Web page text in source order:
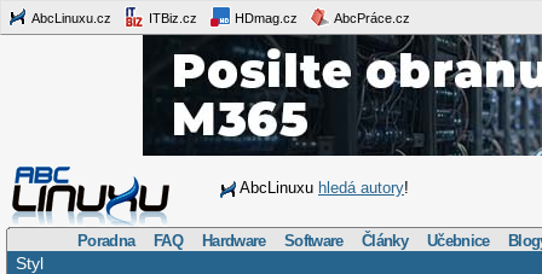
AbcLinuxu.cz ITBiz.cz HDmag.cz AbcPráce.cz
AbcLinuxu hledá autory!
Poradna FAQ Hardware Software Články Učebnice
Styl